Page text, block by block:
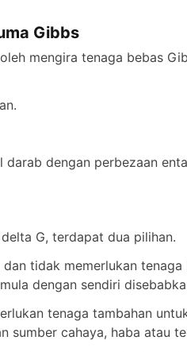
Gibbs
mengira tenaga bebas
darab dengan perbezaan
G, terdapat dua pilihan.
tidak memerlukan
dengan sendiri
tenaga tambahan
sumber cahaya, haba atau